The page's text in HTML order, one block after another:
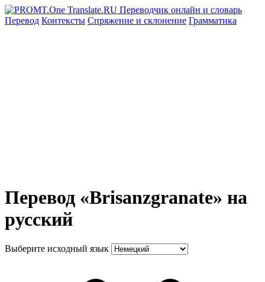
Перевод Контексты Спряжение и склонение Грамматика
Перевод «Brisanzgranate» на
русский
Выберите исходный язык